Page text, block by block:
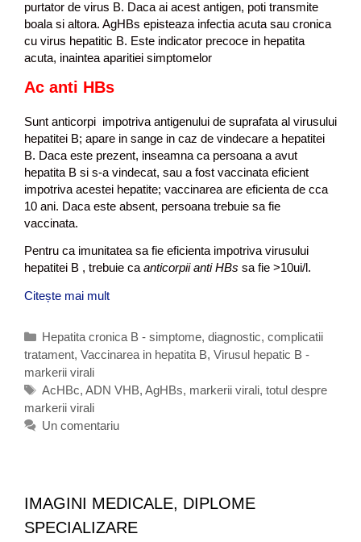
purtator de virus B. Daca ai acest antigen, poti transmite
boala si altora. AgHBs episteaza infectia acuta sau cronica
cu virus hepatitic B. Este indicator precoce in hepatita
acuta, inaintea aparitiei simptomelor
Ac anti HBs
Sunt anticorpi impotriva antigenului de suprafata al virusului
hepatitei B; apare in sange in caz de vindecare a hepatitei
B. Daca este prezent, inseamna ca persoana a avut
hepatita B si s-a vindecat, sau a fost vaccinata eficient
impotriva acestei hepatite; vaccinarea are eficienta de cca
10 ani. Daca este absent, persoana trebuie sa fie
vaccinata.
Pentru ca imunitatea sa fie eficienta impotriva virusului
hepatitei B , trebuie ca anticorpii anti HBs sa fie >10ui/l.
Citește mai mult
l
e
p
a
k
C
a
t
e
g
o
Hepatita cronica B - simptome, diagnostic, complicatii
tratament, Vaccinarea in hepatita B, Virusul hepatic B -
markerii virali
E
t
i
AcHBc, ADN VHB, AgHBs, markerii virali, totul despre
markerii virali
Un comentariu
IMAGINI MEDICALE, DIPLOME
SPECIALIZARE